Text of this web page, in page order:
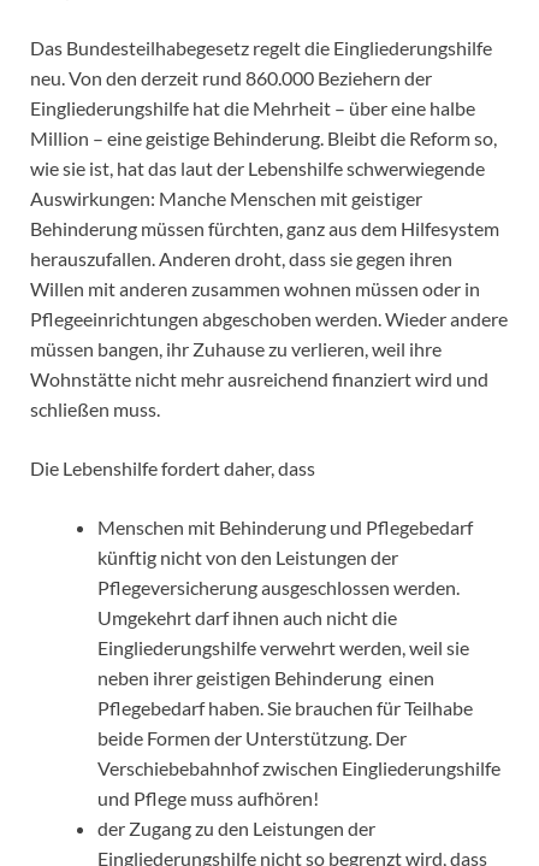
Das Bundesteilhabegesetz regelt die Eingliederungshilfe
neu. Von den derzeit rund 860.000 Beziehern der
Eingliederungshilfe hat die Mehrheit – über eine halbe
Million – eine geistige Behinderung. Bleibt die Reform so,
wie sie ist, hat das laut der Lebenshilfe schwerwiegende
Auswirkungen: Manche Menschen mit geistiger
Behinderung müssen fürchten, ganz aus dem Hilfesystem
herauszufallen. Anderen droht, dass sie gegen ihren
Willen mit anderen zusammen wohnen müssen oder in
Pflegeeinrichtungen abgeschoben werden. Wieder andere
müssen bangen, ihr Zuhause zu verlieren, weil ihre
Wohnstätte nicht mehr ausreichend finanziert wird und
schließen muss.
Die Lebenshilfe fordert daher, dass
Menschen mit Behinderung und Pflegebedarf
künftig nicht von den Leistungen der
Pflegeversicherung ausgeschlossen werden.
Umgekehrt darf ihnen auch nicht die
Eingliederungshilfe verwehrt werden, weil sie
neben ihrer geistigen Behinderung einen
Pflegebedarf haben. Sie brauchen für Teilhabe
beide Formen der Unterstützung. Der
Verschiebebahnhof zwischen Eingliederungshilfe
und Pflege muss aufhören!
der Zugang zu den Leistungen der
Eingliederungshilfe nicht so begrenzt wird, dass